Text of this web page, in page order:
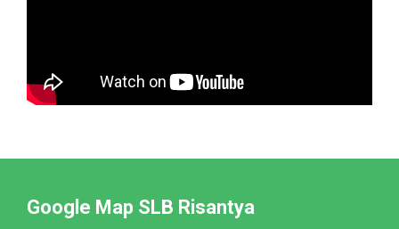
Google Map SLB Risantya